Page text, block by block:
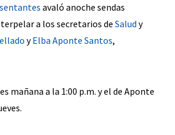
avaló anoche sendas
a los secretarios de Salud y
yElba Aponte Santos,
mañana a la 1:00 p.m. y el de Aponte